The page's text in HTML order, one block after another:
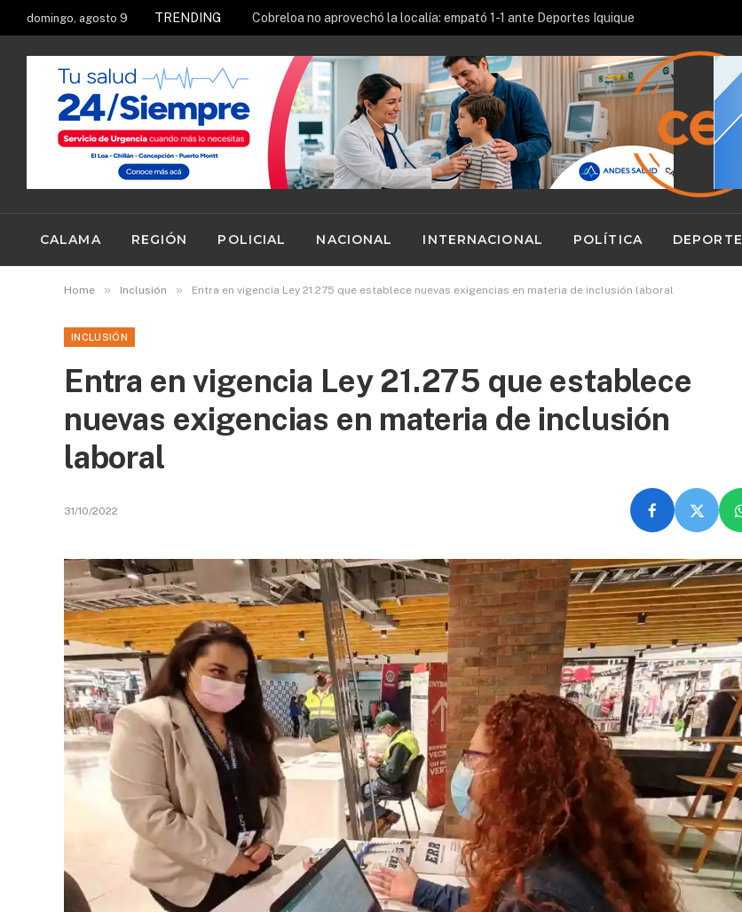
domingo, agosto 9 TRENDING Cobreloa no aprovechó la localía: empató 1-1 ante Deportes Iquique
CALAMA REGIÓN POLICIAL NACIONAL INTERNACIONAL POLÍTICA DEPORTE
Home » Inclusión » Entra en vigencia Ley 21.275 que establece nuevas exigencias en materia de inclusión laboral
INCLUSIÓN
Entra en vigencia Ley 21.275 que establece
nuevas exigencias en materia de inclusión
laboral
31/10/2022